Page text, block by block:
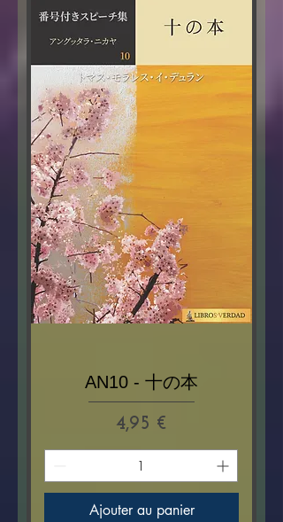
AN10 - 十の本
Prix
4,95 €
Ajouter au panier